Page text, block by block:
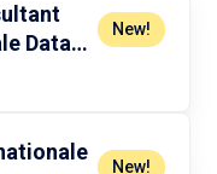
Data
New!
New!